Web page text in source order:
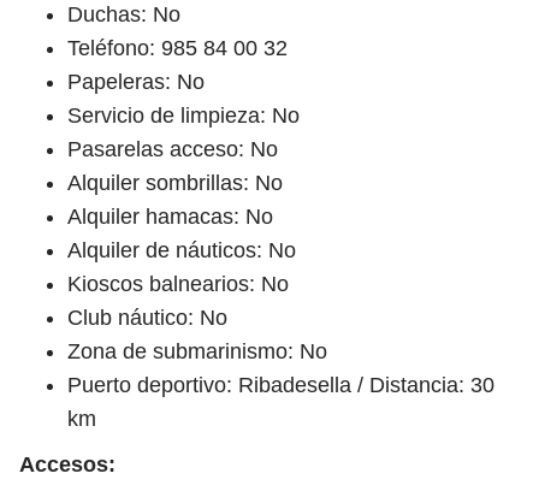
Duchas: No
Teléfono: 985 84 00 32
Papeleras: No
Servicio de limpieza: No
Pasarelas acceso: No
Alquiler sombrillas: No
Alquiler hamacas: No
Alquiler de náuticos: No
Kioscos balnearios: No
Club náutico: No
Zona de submarinismo: No
Puerto deportivo: Ribadesella / Distancia: 30
km
Accesos: